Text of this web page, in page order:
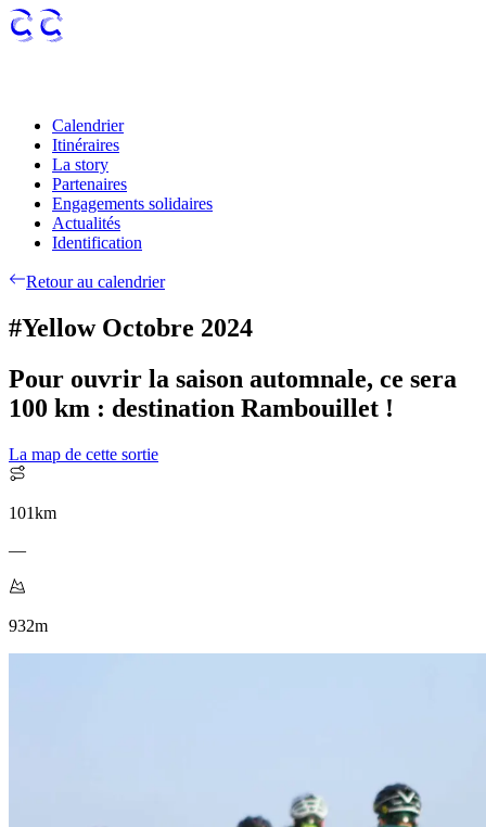
Calendrier
Itinéraires
La story
Partenaires
Engagements solidaires
Actualités
Identification
Retour au calendrier
#Yellow Octobre 2024
Pour ouvrir la saison automnale, ce sera
100 km : destination Rambouillet !
La map de cette sortie
101km
—
932m